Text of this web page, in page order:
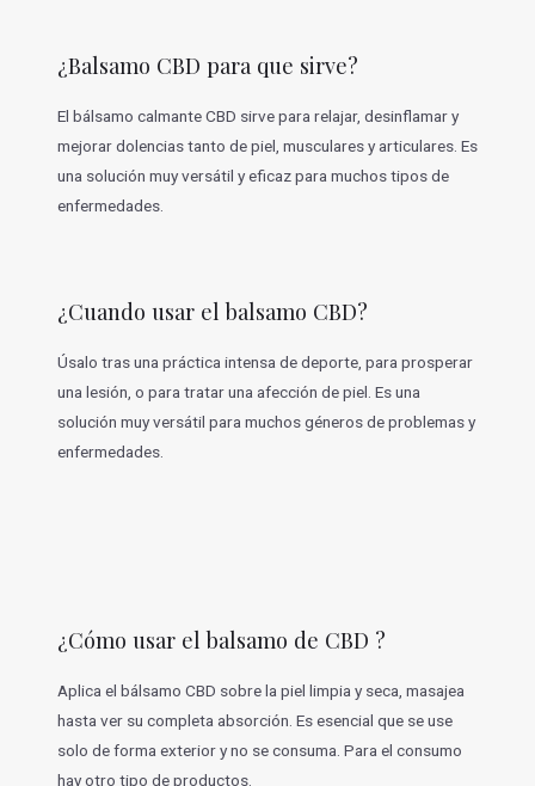
i
o
e
s
¿Balsamo CBD para que sirve?
El bálsamo calmante CBD sirve para relajar, desinflamar y
mejorar dolencias tanto de piel, musculares y articulares. Es
una solución muy versátil y eficaz para muchos tipos de
enfermedades.
¿Cuando usar el balsamo CBD?
Úsalo tras una práctica intensa de deporte, para prosperar
una lesión, o para tratar una afección de piel. Es una
solución muy versátil para muchos géneros de problemas y
enfermedades.
¿Cómo usar el balsamo de CBD ?
Aplica el bálsamo CBD sobre la piel limpia y seca, masajea
hasta ver su completa absorción. Es esencial que se use
solo de forma exterior y no se consuma. Para el consumo
hay otro tipo de productos.